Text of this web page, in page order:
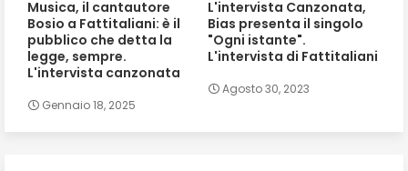
Musica, il cantautore
Bosio a Fattitaliani: è il
pubblico che detta la
legge, sempre.
L'intervista canzonata
Gennaio 18, 2025
L'intervista Canzonata,
Bias presenta il singolo
"Ogni istante".
L'intervista di Fattitaliani
Agosto 30, 2023